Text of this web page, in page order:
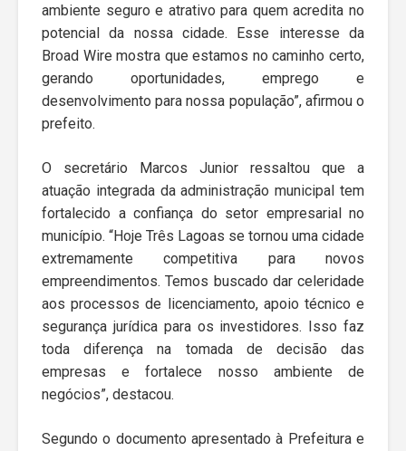
ambiente seguro e atrativo para quem acredita no
potencial da nossa cidade. Esse interesse da
Broad Wire mostra que estamos no caminho certo,
gerando oportunidades, emprego e
desenvolvimento para nossa população”, afirmou o
prefeito.
O secretário Marcos Junior ressaltou que a
atuação integrada da administração municipal tem
fortalecido a confiança do setor empresarial no
município. “Hoje Três Lagoas se tornou uma cidade
extremamente competitiva para novos
empreendimentos. Temos buscado dar celeridade
aos processos de licenciamento, apoio técnico e
segurança jurídica para os investidores. Isso faz
toda diferença na tomada de decisão das
empresas e fortalece nosso ambiente de
negócios”, destacou.
Segundo o documento apresentado à Prefeitura e